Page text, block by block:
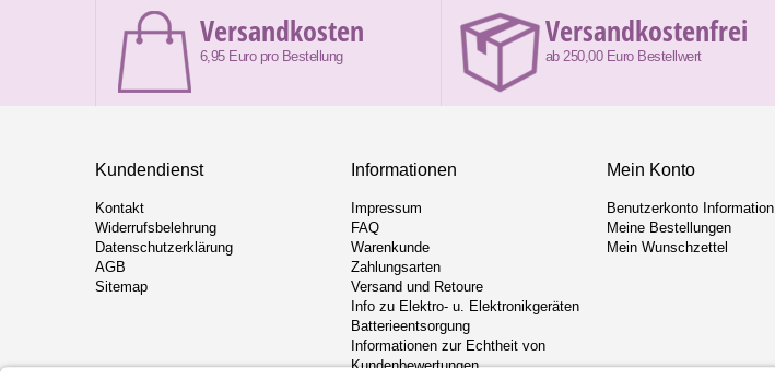
Versandkosten
6,95 Euro pro Bestellung
Versandkostenfrei
ab 250,00 Euro Bestellwert
Kundendienst
Kontakt
Widerrufsbelehrung
Datenschutzerklärung
AGB
Sitemap
Informationen
Impressum
FAQ
Warenkunde
Zahlungsarten
Versand und Retoure
Info zu Elektro- u. Elektronikgeräten
Batterieentsorgung
Informationen zur Echtheit von
Kundenbewertungen
Mein Konto
Benutzerkonto Information
Meine Bestellungen
Mein Wunschzettel